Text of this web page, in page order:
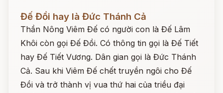
Đọc ngay
Đế Đồi hay là Đức Thánh Cả
Thần Nông Viêm Đế có người con là Đế Lâm
Khôi còn gọi Đế Đồi. Có thông tin gọi là Đế Tiết
hay Đế Tiết Vương. Dân gian gọi là Đức Thánh
Cả. Sau khi Viêm Đế chết truyền ngôi cho Đế
Đồi và trở thành vị vua thứ hai của triều đại